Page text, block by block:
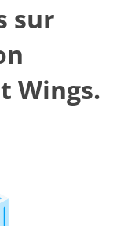
sur
Wings.